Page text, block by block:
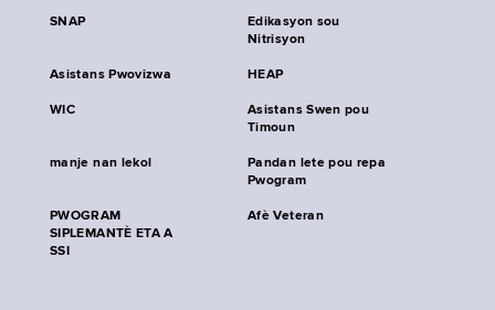
SNAP
Edikasyon sou
Nitrisyon
Asistans Pwovizwa HEAP
WIC
Asistans Swen pou
Timoun
manje nan lekol
Pandan lete pou repa
Pwogram
PWOGRAM
SIPLEMANTÈ ETA A
SSI
Afè Veteran